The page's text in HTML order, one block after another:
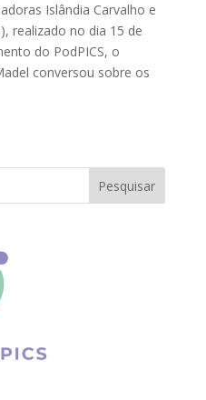
Islândia Carvalho e
realizado no dia 15 de
do PodPICS, o
conversou sobre os